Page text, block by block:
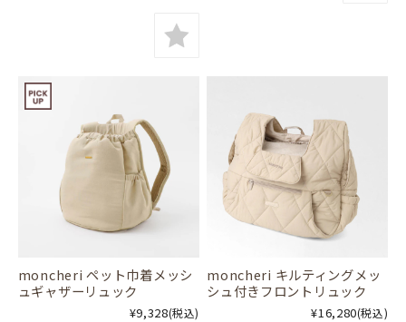
moncheri ペット巾着メッシ
ュギャザーリュック
¥9,328(税込)
moncheri キルティングメッ
シュ付きフロントリュック
¥16,280(税込)